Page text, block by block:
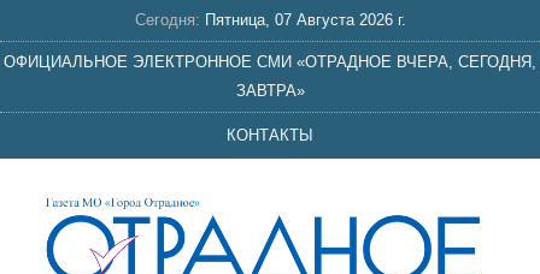
Сегодня: Пятница, 07 Августа 2026 г.
ОФИЦИАЛЬНОЕ ЭЛЕКТРОННОЕ СМИ «ОТРАДНОЕ ВЧЕРА, СЕГОДНЯ,
ЗАВТРА»
КОНТАКТЫ